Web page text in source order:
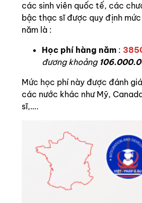
các sinh viên quốc tế, các
bậc thạc sĩ được quy định
năm là :
Học phí hàng năm :
đương khoảng
Mức học phí này được đánh
các nước khác như Mỹ,
sĩ,….